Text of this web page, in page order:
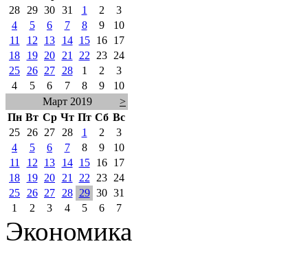
28
29 30 31 1 2
3
4
5 6 7 8 9
10
11
12 13 14 15 16
17
18
19 20 21 22 23
24
25
26 27 28 1 2
3
4
5 6 7 8 9
10
Март 2019
>
Пн Вт Ср Чт Пт Сб Вс
25
26 27 28 1 2
3
4
5 6 7 8 9
10
11
12 13 14 15 16
17
18
19 20 21 22 23
24
25
26 27 28 29 30 31
1
2 3 4 5 6 7
Экономика